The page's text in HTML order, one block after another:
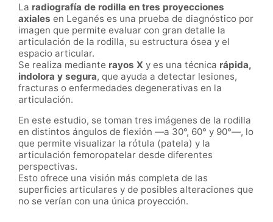
La radiografía de rodilla en tres proyecciones
axiales en Leganés es una prueba de diagnóstico por
imagen que permite evaluar con gran detalle la
articulación de la rodilla, su estructura ósea y el
espacio articular.
Se realiza mediante rayos X y es una técnica rápida,
indolora y segura, que ayuda a detectar lesiones,
fracturas o enfermedades degenerativas en la
articulación.
En este estudio, se toman tres imágenes de la rodilla
en distintos ángulos de flexión —a 30°, 60° y 90°—, lo
que permite visualizar la rótula (patela) y la
articulación femoropatelar desde diferentes
perspectivas.
Esto ofrece una visión más completa de las
superficies articulares y de posibles alteraciones que
no se verían con una única proyección.